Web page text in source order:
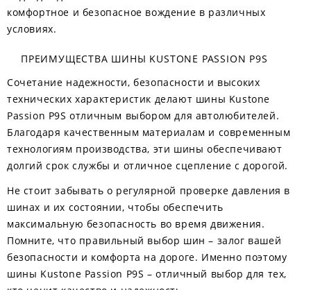
комфортное и безопасное вождение в различных
условиях.
ПРЕИМУЩЕСТВА ШИНЫ KUSTONE PASSION P9S
Сочетание надежности, безопасности и высоких
технических характеристик делают шины Kustone
Passion P9S отличным выбором для автолюбителей.
Благодаря качественным материалам и современным
технологиям производства, эти шины обеспечивают
долгий срок службы и отличное сцепление с дорогой.
Не стоит забывать о регулярной проверке давления в
шинах и их состоянии, чтобы обеспечить
максимальную безопасность во время движения.
Помните, что правильный выбор шин – залог вашей
безопасности и комфорта на дороге. Именно поэтому
шины Kustone Passion P9S – отличный выбор для тех,